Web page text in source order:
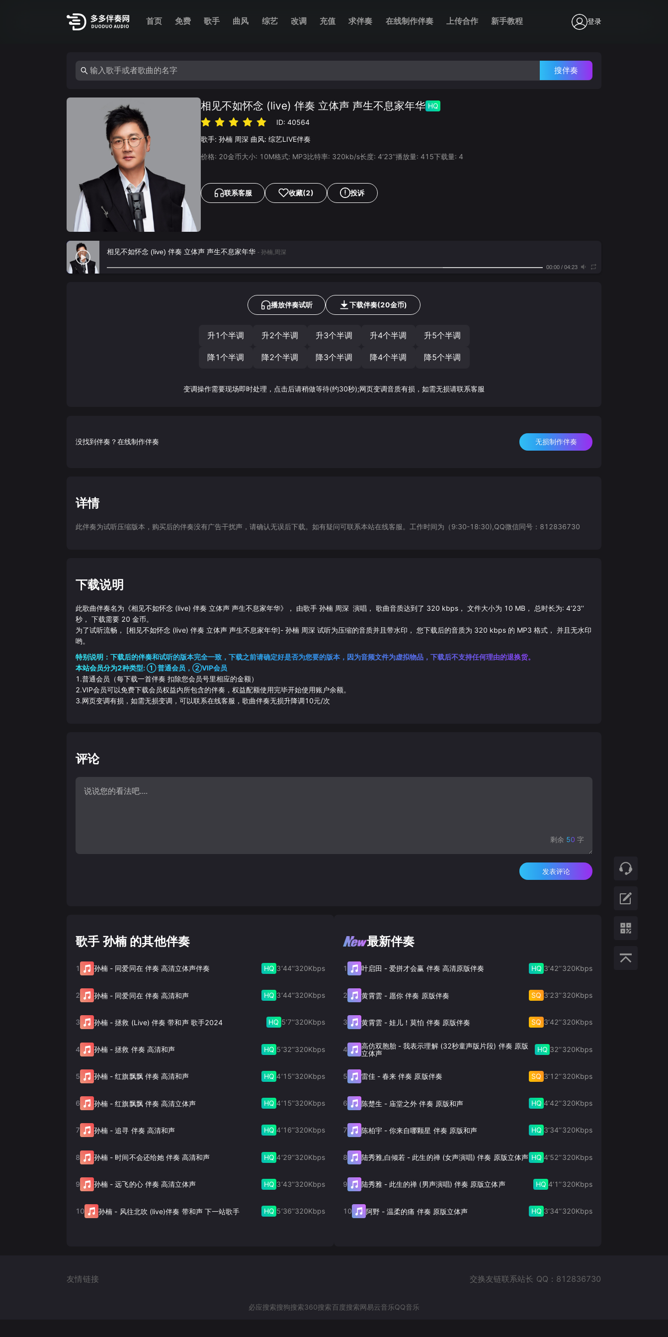
首页 免费 歌手 曲风 综艺 改调 充值 求伴奏 在线制作伴奏 上传合作 新手教程 登录
搜伴奏
相见不如怀念 (live) 伴奏 立体声 声生不息家年华 HQ
ID:40564
歌手: 孙楠 周深 曲风: 综艺LIVE伴奏
价格: 20金币大小: 10M格式: MP3比特率: 320kb/s长度: 4‘23’‘播放量: 415下载量: 4
联系客服 收藏(2) 投诉
相见不如怀念 (live) 伴奏 立体声 声生不息家年华 - 孙楠,周深
00:00/ 04:23
播放伴奏试听 下载伴奏(20金币)
升1个半调 升2个半调 升3个半调 升4个半调 升5个半调
降1个半调 降2个半调 降3个半调 降4个半调 降5个半调
变调操作需要现场即时处理，点击后请稍做等待(约30秒);网页变调音质有损，如需无损请联系客服
没找到伴奏？在线制作伴奏 无损制作伴奏
详情
此伴奏为试听压缩版本，购买后的伴奏没有广告干扰声，请确认无误后下载。如有疑问可联系本站在线客服。工作时间为（9:30-18:30),QQ微信同号：812836730
下载说明
此歌曲伴奏名为《相见不如怀念 (live) 伴奏 立体声 声生不息家年华》， 由歌手 孙楠 周深 演唱， 歌曲音质达到了 320 kbps， 文件大小为 10 MB， 总时长为: 4‘23’‘
秒， 下载需要 20 金币。
为了试听流畅， [相见不如怀念 (live) 伴奏 立体声 声生不息家年华]- 孙楠 周深 试听为压缩的音质并且带水印， 您下载后的音质为 320 kbps 的 MP3 格式， 并且无水印
哟。
特别说明：下载后的伴奏和试听的版本完全一致，下载之前请确定好是否为您要的版本，因为音频文件为虚拟物品，下载后不支持任何理由的退换货。
本站会员分为2种类型: ① 普通会员，②VIP会员
1.普通会员（每下载一首伴奏 扣除您会员号里相应的金额）
2.VIP会员可以免费下载会员权益内所包含的伴奏，权益配额使用完毕开始使用账户余额。
3.网页变调有损，如需无损变调，可以联系在线客服，歌曲伴奏无损升降调10元/次
评论
剩余 50 字
发表评论
歌手 孙楠 的其他伴奏
1 孙楠 - 同爱同在 伴奏 高清立体声伴奏 HQ 3‘44’‘320Kbps
2 孙楠 - 同爱同在 伴奏 高清和声 HQ 3‘44’‘320Kbps
3 孙楠 -拯救 (Live) 伴奏 带和声 歌手2024 HQ 5‘7’‘320Kbps
4 孙楠 -拯救 伴奏 高清和声 HQ 5‘32’‘320Kbps
5 孙楠 -红旗飘飘 伴奏 高清和声 HQ 4‘15’‘320Kbps
6 孙楠 -红旗飘飘 伴奏 高清立体声 HQ 4‘15’‘320Kbps
7 孙楠 -追寻 伴奏 高清和声 HQ 4‘16’‘320Kbps
8 孙楠 - 时间不会还给她 伴奏 高清和声 HQ 4‘29’‘320Kbps
9 孙楠 -远飞的心 伴奏 高清立体声 HQ 3‘43’‘320Kbps
10 孙楠 - 风往北吹 (live)伴奏 带和声 下一站歌手 HQ 5‘36’‘320Kbps
最新伴奏
1 叶启田 -爱拼才会赢 伴奏 高清原版伴奏 HQ 3‘42’‘320Kbps
2 黄霄雲- 愿你 伴奏 原版伴奏 SQ 3‘23’‘320Kbps
3 黄霄雲-娃儿！莫怕 伴奏 原版伴奏 SQ 3‘42’‘320Kbps
4 高仿双胞胎 -我表示理解 (32秒童声版片段) 伴奏 原版
立体声
HQ 32’‘320Kbps
5 雷佳- 春来 伴奏 原版伴奏 SQ 3‘12’‘320Kbps
6 陈楚生 - 庙堂之外 伴奏 原版和声 HQ 4‘42’‘320Kbps
7 陈柏宇-你来自哪颗星 伴奏 原版和声 HQ 3‘34’‘320Kbps
8 陆秀雅,白倾若 - 此生的禅 (女声演唱) 伴奏 原版立体声 HQ 4‘52’‘320Kbps
9 陆秀雅- 此生的禅 (男声演唱) 伴奏 原版立体声 HQ 4‘1’‘320Kbps
10 阿野-温柔的痛 伴奏 原版立体声 HQ 3‘34’‘320Kbps
友情链接 交换友链联系站长 QQ：812836730
必应搜索搜狗搜索360搜索百度搜索网易云音乐QQ音乐